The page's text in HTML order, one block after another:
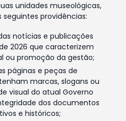
unidades museológicas,
seguintes providências:
notícias e publicações
2026 que caracterizem
ou promoção da gestão;
páginas e peças de
marcas, slogans ou
visual do atual Governo
dos documentos
e históricos;